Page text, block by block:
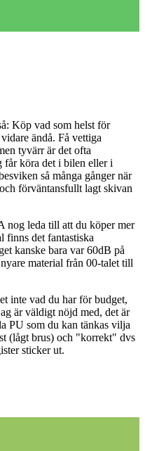
Köp vad som helst för
ändå. Få vettiga
tyvärr är det ofta
får köra det i bilen eller i
så många gånger när
förväntansfullt lagt skivan
nog leda till att du köper mer
finns det fantastiska
kanske bara var 60dB på
material från 00-talet till
inte vad du har för budget,
är väldigt nöjd med, det är
PU som du kan tänkas vilja
(lågt brus) och "korrekt" dvs
sticker ut.